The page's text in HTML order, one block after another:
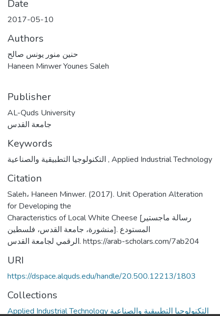
Date
2017-05-10
Authors
حنين منور يونس صالح
Haneen Minwer Younes Saleh
Publisher
AL-Quds University
جامعة القدس
Keywords
, Applied Industrial Technology
Citation
Saleh، Haneen Minwer. (2017). Unit Operation Alteration
for Developing the
Characteristics of Local White Cheese [رسالة ماجستير
منشورة، جامعة القدس، فلسطين]. المستودع
الرقمي لجامعة القدس. https://arab-scholars.com/7ab204
URI
https://dspace.alquds.edu/handle/20.500.12213/1803
Collections
Applied Industrial Technology التكنولوجيا التطبيقية والصناعية